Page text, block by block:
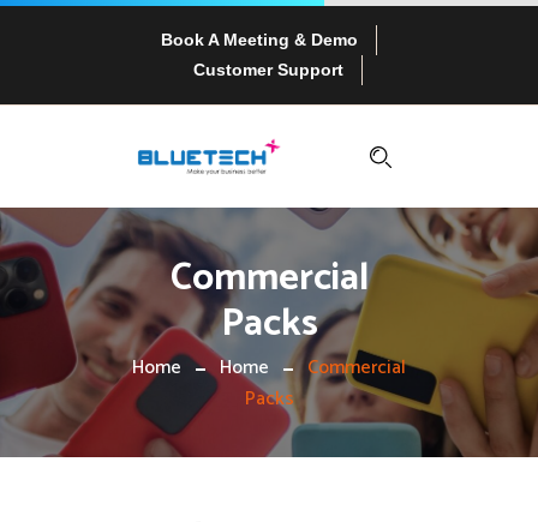
Book A Meeting & Demo
Customer Support
Commercial
Packs
Home Home
Commercial
Packs